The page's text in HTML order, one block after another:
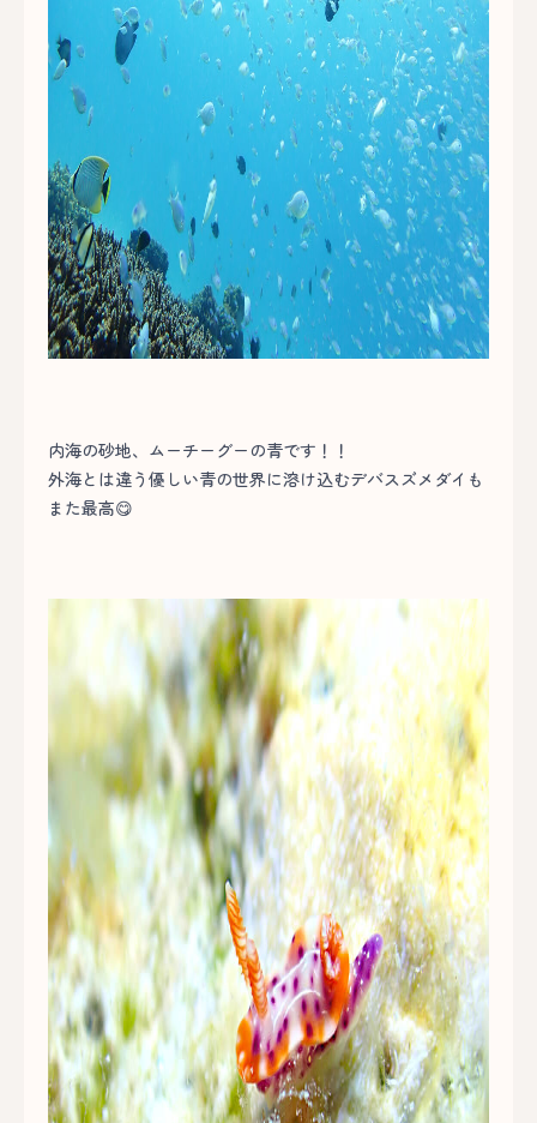
内海の砂地、ムーチーグーの青です！！
外海とは違う優しい青の世界に溶け込むデバスズメダイも
また最高😋